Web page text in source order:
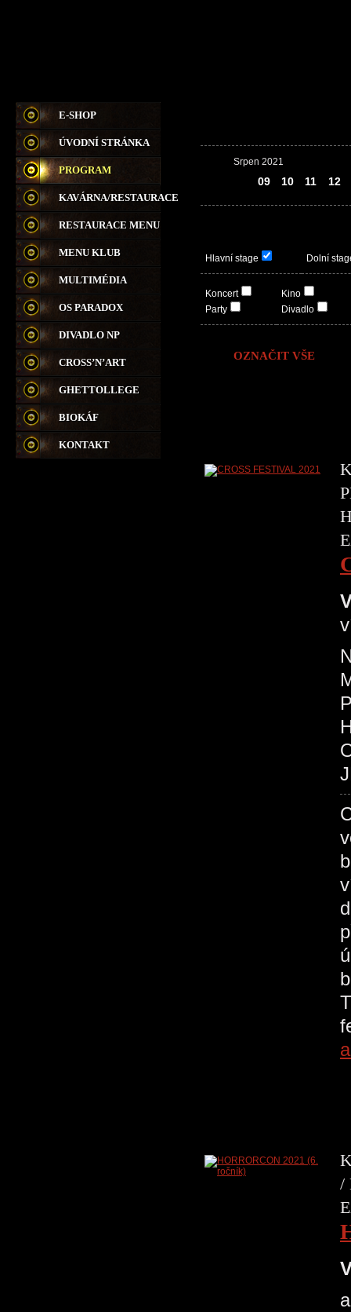
E-SHOP
ÚVODNÍ STRÁNKA
PROGRAM
KAVÁRNA/RESTAURACE
RESTAURACE MENU
MENU KLUB
MULTIMÉDIA
OS PARADOX
DIVADLO NP
CROSS’N’ART
GHETTOLLEGE
BIOKÁF
KONTAKT
Srpen 2021
09 10 11 12
Hlavní stage Dolní
Koncert
Party
Kino
Divadlo
OZNAČIT VŠE
/